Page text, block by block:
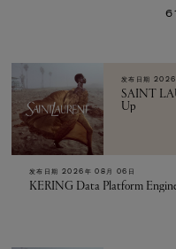
发布日期 2026
SAINT
Up
发布日期 2026年 08月 06日
KERING Data Platform